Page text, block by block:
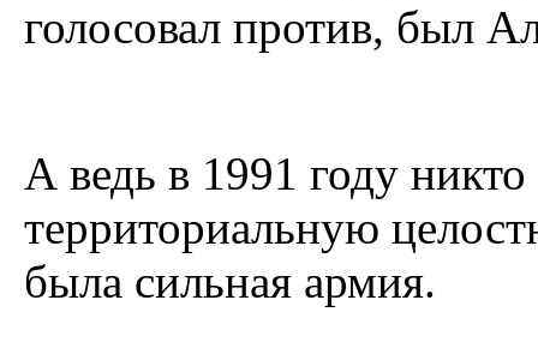
голосовал против, был
А ведь в 1991 году
территориальную
была сильная армия.